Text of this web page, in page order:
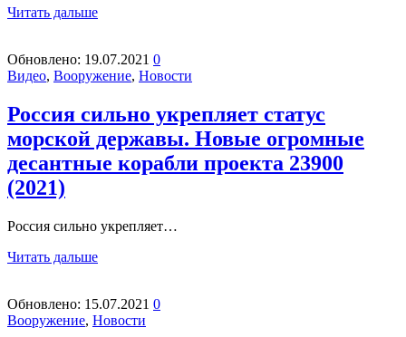
Читать дальше
Обновлено: 19.07.2021 0
Видео, Вооружение, Новости
Россия сильно укрепляет статус
морской державы. Новые огромные
десантные корабли проекта 23900
(2021)
Россия сильно укрепляет…
Читать дальше
Обновлено: 15.07.2021 0
Вооружение, Новости